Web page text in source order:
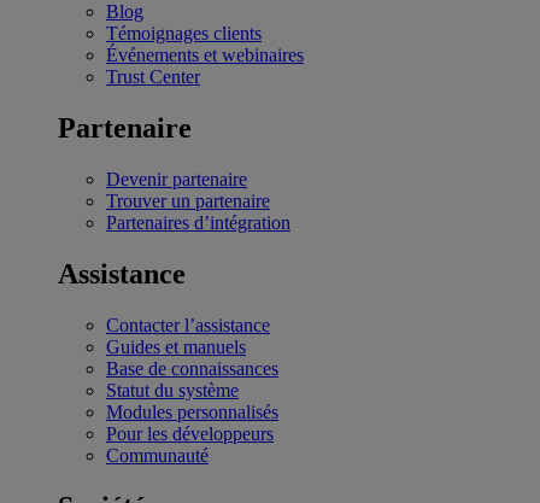
Blog
Témoignages clients
Événements et webinaires
Trust Center
Partenaire
Devenir partenaire
Trouver un partenaire
Partenaires d’intégration
Assistance
Contacter l’assistance
Guides et manuels
Base de connaissances
Statut du système
Modules personnalisés
Pour les développeurs
Communauté